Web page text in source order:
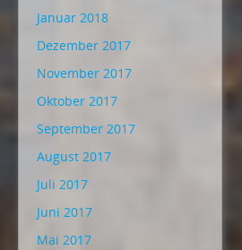
Januar 2018
Dezember 2017
November 2017
Oktober 2017
September 2017
August 2017
Juli 2017
Juni 2017
Mai 2017